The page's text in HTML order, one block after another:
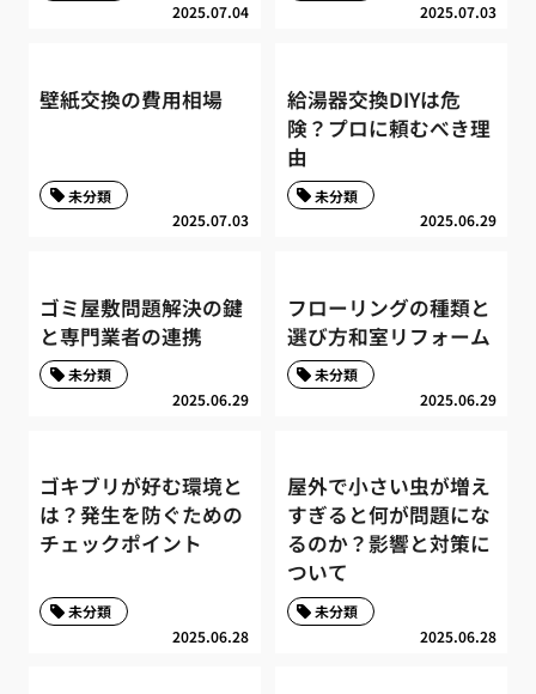
2025.07.04 2025.07.03
壁紙交換の費用相場
2025.07.03
未分類
給湯器交換DIYは危
険？プロに頼むべき理
由
2025.06.29
未分類
ゴミ屋敷問題解決の鍵
と専門業者の連携
2025.06.29
未分類
フローリングの種類と
選び方和室リフォーム
2025.06.29
未分類
ゴキブリが好む環境と
は？発生を防ぐための
チェックポイント
2025.06.28
未分類
屋外で小さい虫が増え
すぎると何が問題にな
るのか？影響と対策に
ついて
2025.06.28
未分類